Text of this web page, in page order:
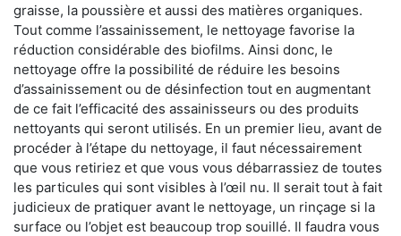
graisse, la poussière et aussi des matières organiques.
Tout comme l’assainissement, le nettoyage favorise la
réduction considérable des biofilms. Ainsi donc, le
nettoyage offre la possibilité de réduire les besoins
d’assainissement ou de désinfection tout en augmentant
de ce fait l’efficacité des assainisseurs ou des produits
nettoyants qui seront utilisés. En un premier lieu, avant de
procéder à l’étape du nettoyage, il faut nécessairement
que vous retiriez et que vous vous débarrassiez de toutes
les particules qui sont visibles à l’œil nu. Il serait tout à fait
judicieux de pratiquer avant le nettoyage, un rinçage si la
surface ou l’objet est beaucoup trop souillé. Il faudra vous